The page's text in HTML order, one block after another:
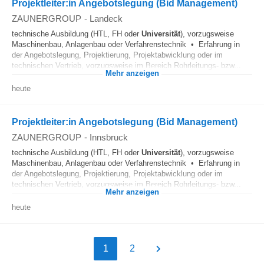
Projektleiter:in Angebotslegung (Bid Management)
ZAUNERGROUP - Landeck
technische Ausbildung (HTL, FH oder Universität), vorzugsweise
Maschinenbau, Anlagenbau oder Verfahrenstechnik • Erfahrung in
der Angebotslegung, Projektierung, Projektabwicklung oder im
technischen Vertrieb, vorzugsweise im Bereich Rohrleitungs- bzw...
Mehr anzeigen
heute
Projektleiter:in Angebotslegung (Bid Management)
ZAUNERGROUP - Innsbruck
technische Ausbildung (HTL, FH oder Universität), vorzugsweise
Maschinenbau, Anlagenbau oder Verfahrenstechnik • Erfahrung in
der Angebotslegung, Projektierung, Projektabwicklung oder im
technischen Vertrieb, vorzugsweise im Bereich Rohrleitungs- bzw...
Mehr anzeigen
heute
1 2